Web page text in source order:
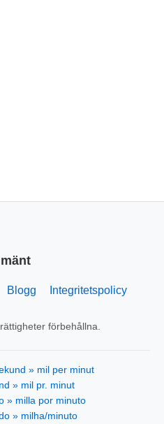
Blogg Integritetspolicy
förbehållna.
» mil per minut
» mil pr. minut
» milla por minuto
» milha/minuto